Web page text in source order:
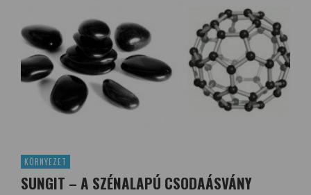
KÖRNYEZET
SUNGIT – A SZÉNALAPÚ CSODAÁSVÁNY